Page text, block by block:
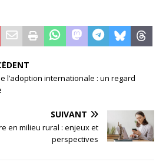
l’adoption internationale : un regard
SUIVANT
en milieu rural : enjeux et
perspectives